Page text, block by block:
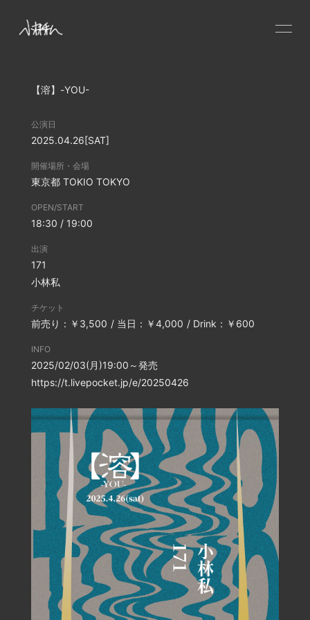
NEWS
PROFILE
VIDEO
DISCOGRAPHY
CONTACT
【溶】-YOU-
公演日
2025.04.26[SAT]
開催場所・会場
東京都 TOKIO TOKYO
OPEN/START
18:30 / 19:00
出演
171
小林私
チケット
前売り：￥3,500 当日：￥4,000 Drink：￥600
INFO
2025/02/03(月)19:00～発売
https://t.livepocket.jp/e/20250426